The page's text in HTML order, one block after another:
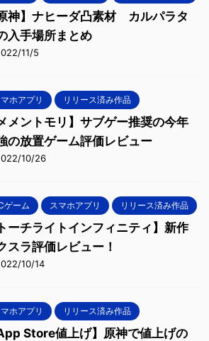
原神】ナヒーダ凸素材 カルパラタ
入手場所まとめ
11/5
ホアプリ リリース済み作品
メメントモリ】サブゲー推奨の今年
の放置ゲーム評価レビュー
10/26
ゲーム スマホアプリ リリース済み作品
トーチライトインフィニティ】新作
スラ評価レビュー！
10/14
ホアプリ リリース済み作品
App Store値上げ】原神で値上げの